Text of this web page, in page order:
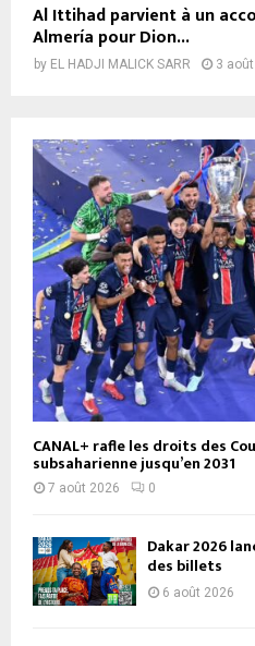
Al Ittihad parvient à un
Almería pour Dion...
by EL HADJI MALICK SARR 3
CANAL+ rafle les droits des
subsaharienne jusqu’en 2031
7 août 2026 0
Dakar 2026
des billets
6 août 2026